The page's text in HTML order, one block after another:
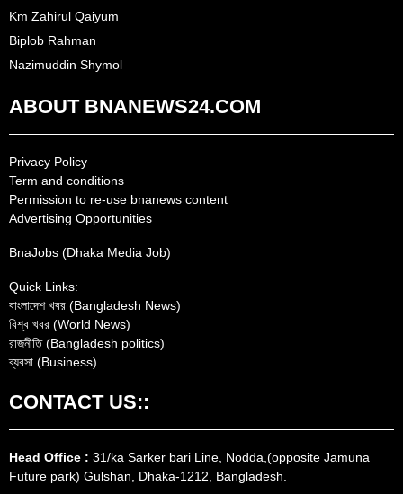
Km Zahirul Qaiyum
Biplob Rahman
Nazimuddin Shymol
ABOUT BNANEWS24.COM
Privacy Policy
Term and conditions
Permission to re-use bnanews content
Advertising Opportunities
BnaJobs (Dhaka Media Job)
Quick Links:
বাংলাদেশ খবর (Bangladesh News)
বিশ্ব খবর (World News)
রাজনীতি (Bangladesh politics)
ব্যবসা (Business)
CONTACT US::
Head Office : 31/ka Sarker bari Line, Nodda,(opposite Jamuna
Future park) Gulshan, Dhaka-1212, Bangladesh.